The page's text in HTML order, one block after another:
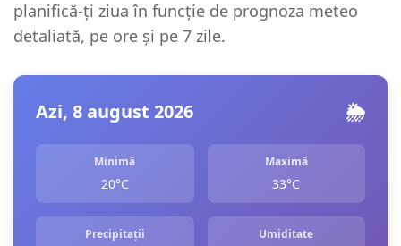
planifică-ți ziua în funcție de prognoza meteo
detaliată, pe ore și pe 7 zile.
Azi, 8 august 2026 🌦️
Minimă
20°C
Maximă
33°C
Precipitații Umiditate